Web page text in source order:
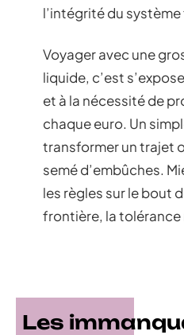
l’intégrité du système
Voyager avec une
liquide, c’est
et à la nécessité de
chaque euro. Un
transformer un trajet
semé d’embûches.
les règles sur le bout
frontière, la tolérance
Les